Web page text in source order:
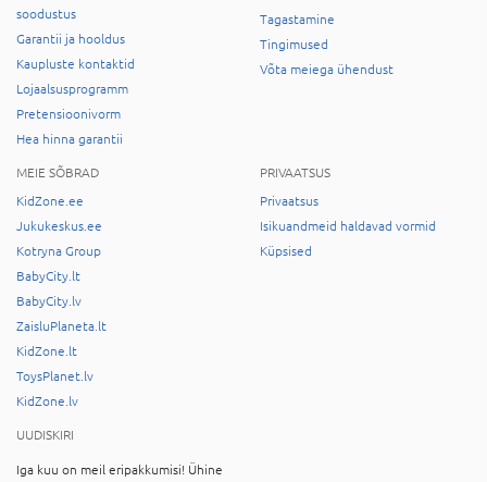
soodustus
Garantii ja hooldus
Kaupluste kontaktid
Lojaalsusprogramm
Pretensioonivorm
Hea hinna garantii
Tagastamine
Tingimused
Võta meiega ühendust
MEIE SÕBRAD
KidZone.ee
Jukukeskus.ee
Kotryna Group
BabyCity.lt
BabyCity.lv
ZaisluPlaneta.lt
KidZone.lt
ToysPlanet.lv
KidZone.lv
PRIVAATSUS
Privaatsus
Isikuandmeid haldavad vormid
Küpsised
UUDISKIRI
Iga kuu on meil eripakkumisi! Ühine